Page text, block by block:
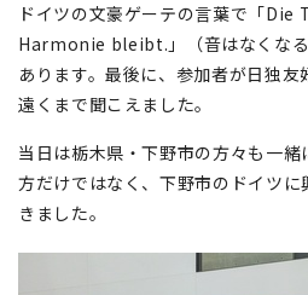
ドイツの文豪ゲーテの言葉で「
Harmonie bleibt.」（音はなくなる
あります。最後に、参加者が日独
遠くまで聞こえました。
当日は栃木県・下野市の方々も一
方だけではなく、下野市のドイツ
きました。